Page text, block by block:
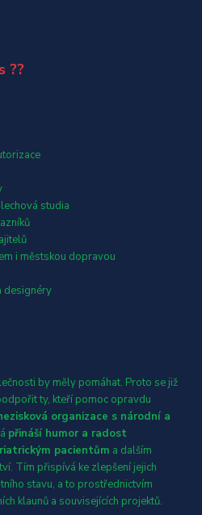
??
studia
i městskou dopravou
designéry
by měly pomáhat. Proto se již
ty, kteří pomoc opravdu
organizace s národní a
přináší humor a radost
pacientům a dalším
Tím přispívá ke zlepšení jejich
stavu, a to prostřednictvím
klaunů a souvisejících projektů.